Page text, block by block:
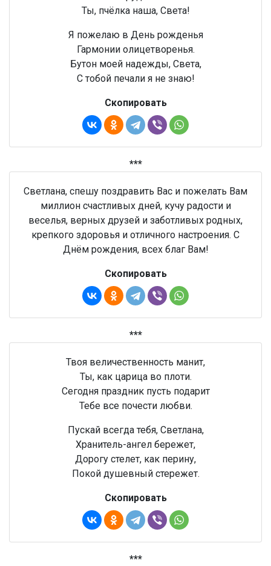
Ты, пчёлка наша, Света!
Я пожелаю в День рожденья
Гармонии олицетворенья.
Бутон моей надежды, Света,
С тобой печали я не знаю!
Скопировать
***
Светлана, спешу поздравить Вас и пожелать Вам
миллион счастливых дней, кучу радости и
веселья, верных друзей и заботливых родных,
крепкого здоровья и отличного настроения. С
Днём рождения, всех благ Вам!
Скопировать
***
Твоя величественность манит,
Ты, как царица во плоти.
Сегодня праздник пусть подарит
Тебе все почести любви.
Пускай всегда тебя, Светлана,
Хранитель-ангел бережет,
Дорогу стелет, как перину,
Покой душевный стережет.
Скопировать
***